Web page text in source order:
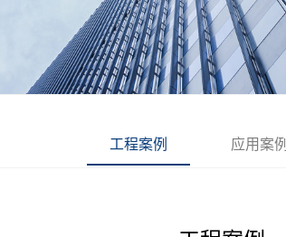
工程案例 应用案例